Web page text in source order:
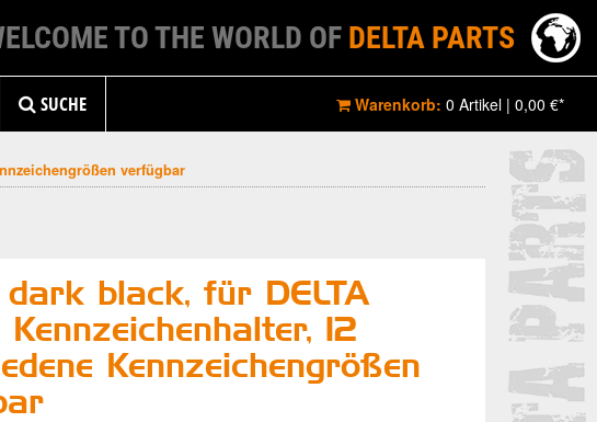
TO THE WORLD OF DELTA PARTS
SUCHE Warenkorb: 0 Artikel | 0,00 €*
verfügbar
dark black, für DELTA
Kennzeichenhalter, 12
Kennzeichengrößen